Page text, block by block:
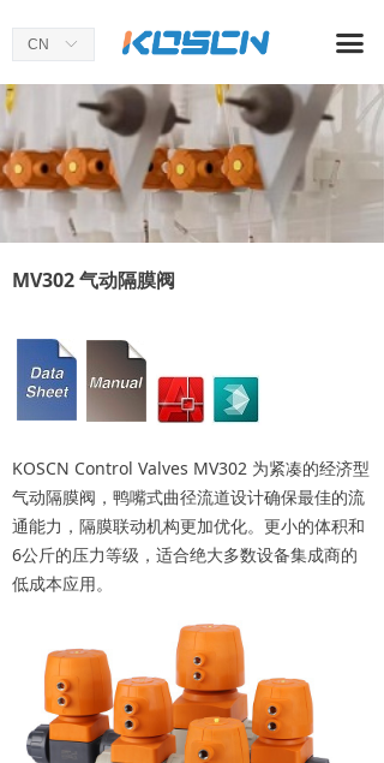
끀
首页
关于我们
产品中心
应用案例
新闻资讯
ꀅ
CN
MV302 气动隔膜阀
KOSCN Control Valves MV302 为紧凑的经济型
气动隔膜阀，鸭嘴式曲径流道设计确保最佳的流
通能力，隔膜联动机构更加优化。更小的体积和
6公斤的压力等级，适合绝大多数设备集成商的
低成本应用。